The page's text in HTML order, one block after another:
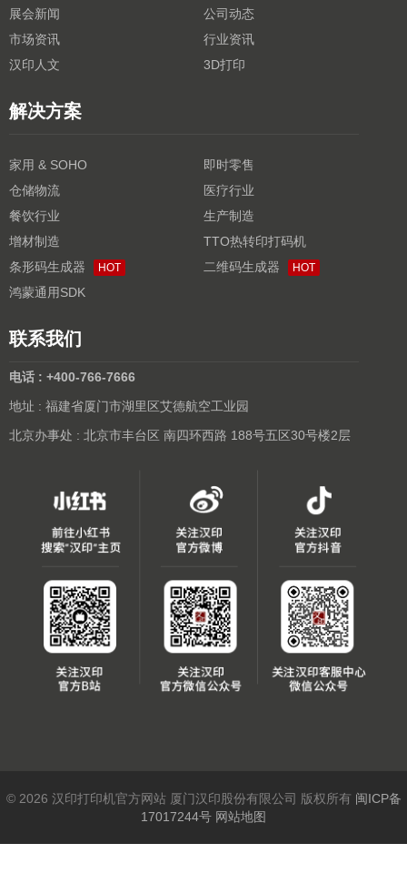
展会新闻
公司动态
市场资讯
行业资讯
汉印人文
3D打印
解决方案
家用 & SOHO
即时零售
仓储物流
医疗行业
餐饮行业
生产制造
增材制造
TTO热转印打码机
条形码生成器
HOT 二维码生成器 HOT
鸿蒙通用SDK
联系我们
电话 : +400-766-7666
地址 : 福建省厦门市湖里区艾德航空工业园
北京办事处 : 北京市丰台区 南四环西路 188号五区30号楼2层
© 2026 汉印打印机官方网站 厦门汉印股份有限公司 版权所有 闽ICP备
17017244号 网站地图